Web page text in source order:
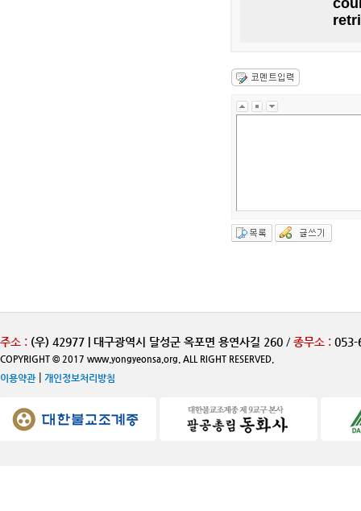
주소 : (우) 42977 | 대구광역시 달성군 옥포면 용연사길 260 / 종무소 : 053-
COPYRIGHT © 2017 www.yongyeonsa.org. ALL RIGHT RESERVED.
이용약관| 개인정보처리방침